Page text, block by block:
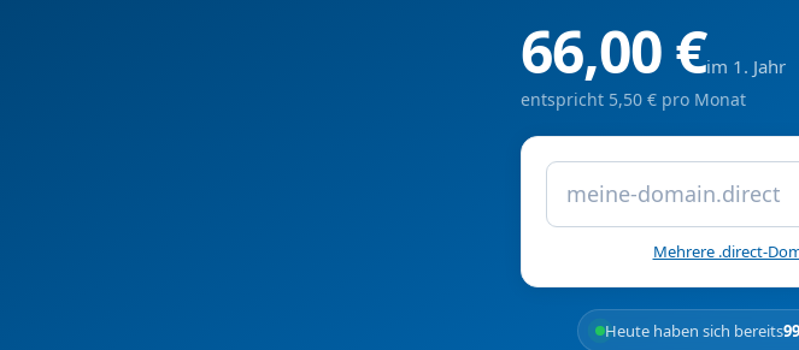
66,00 €im 1. Jahr
entspricht 5,50 € pro Monat
Mehrere .direct-
Heute haben sich bereits